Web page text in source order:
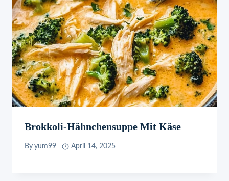
Brokkoli-Hähnchensuppe Mit Käse
By yum99 April 14, 2025